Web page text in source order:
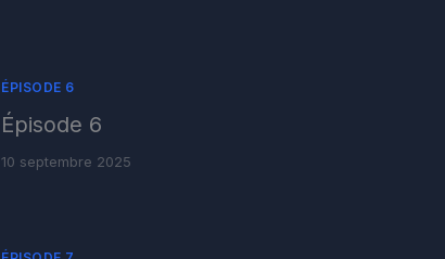
ÉPISODE 6
Épisode 6
10 septembre 2025